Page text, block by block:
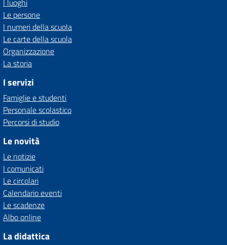
I luoghi
Le persone
I numeri della scuola
Le carte della scuola
Organizzazione
La storia
I servizi
Famiglie e studenti
Personale scolastico
Percorsi di studio
Le novità
Le notizie
I comunicati
Le circolari
Calendario eventi
Le scadenze
Albo online
La didattica